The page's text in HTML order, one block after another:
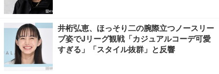
井桁弘恵、ほっそり二の腕際立つノースリー
ブ姿でJリーグ観戦「カジュアルコーデ可愛
すぎる」「スタイル抜群」と反響